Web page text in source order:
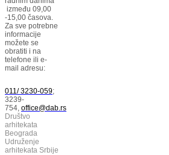
između 09,00
-15,00 časova.
Za sve potrebne
informacije
možete se
obratiti i na
telefone ili e-
mail adresu:
011/ 3230-059;
3239-
754, office@dab.rs
Društvo
arhitekata
Beograda
Udruženje
arhitekata Srbije